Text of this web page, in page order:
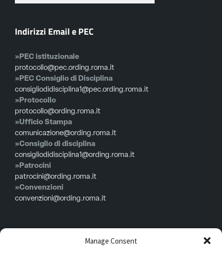
Manage Consent
Indirizzi Email e PEC
»PEC istituzionale
protocollo@pec.ording.roma.it
»PEC Consiglio di Disciplina
consigliodidisciplina1@pec.ording.roma.it
»Protocollo
protocollo@ording.roma.it
»Ufficio Stampa
comunicazione@ording.roma.it
»Consiglio di disciplina
consigliodidisciplina1@ording.roma.it
»Patrocini
patrocini@ording.roma.it
»Convenzioni
convenzioni@ording.roma.it
Menù